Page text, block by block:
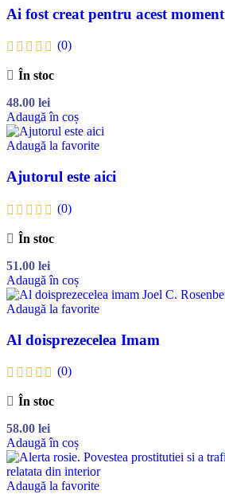
Ai fost creat pentru acest moment
(0)
În stoc
48.00 lei
Adaugă în coș
Adaugă la favorite
Ajutorul este aici
(0)
În stoc
51.00 lei
Adaugă în coș
Adaugă la favorite
Al doisprezecelea Imam
(0)
În stoc
58.00 lei
Adaugă în coș
Adaugă la favorite